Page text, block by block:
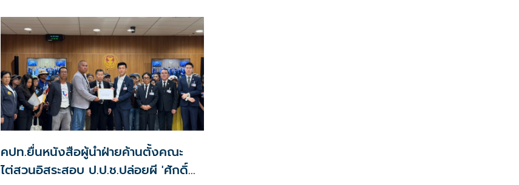
คปท.ยื่นหนังสือผู้นำฝ่ายค้านตั้งคณะ
ไต่สวนอิสระสอบ ป.ป.ช.ปล่อยผี 'ศักดิ์